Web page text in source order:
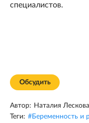
специалистов.
Обсудить
Автор: Наталия Лескова
Теги: #Беременность и